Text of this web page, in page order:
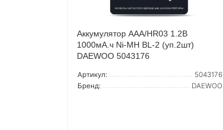
Аккумулятор AAA/HR03 1.2В
1000мА.ч Ni-MH BL-2 (уп.2шт)
DAEWOO 5043176
Артикул:
5043176
Бренд:
DAEWOO